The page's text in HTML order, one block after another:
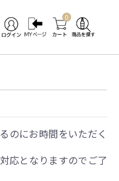
0
のにお時間をいただく
応となりますのでご了